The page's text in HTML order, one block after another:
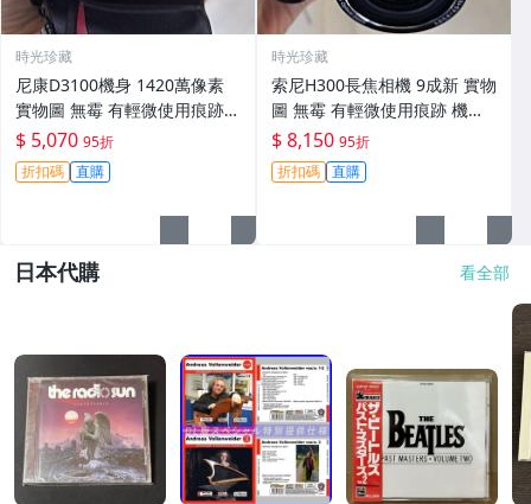
時光珍藏
尼康D3100機身 1420萬像素
實物圖 無霉 有輕微使用痕跡
機身原裝 無拆修無翻新 臨-34
3
$ 5,070 95折
折扣碼 直購
時光珍藏
索尼H300長焦相機 9成新 實物
圖 無霉 有輕微使用痕跡 機身
鏡頭原裝 無拆修無翻新-3430
$ 8,150 95折
折扣碼 直購
日本代購 看全部